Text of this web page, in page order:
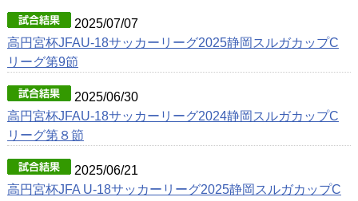
2025/07/07
高円宮杯JFAU-18サッカーリーグ2025静岡スルガカップC
リーグ第9節
2025/06/30
高円宮杯JFAU-18サッカーリーグ2024静岡スルガカップC
リーグ第８節
2025/06/21
高円宮杯JFA U-18サッカーリーグ2025静岡スルガカップC